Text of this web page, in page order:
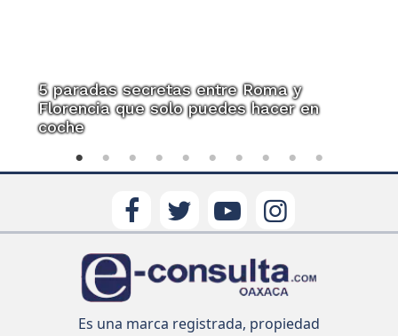
5 paradas secretas entre Roma y
Florencia que solo puedes hacer en
coche
Es una marca registrada, propiedad